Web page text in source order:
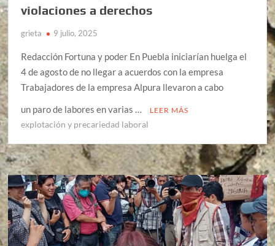
violaciones a derechos
grieta 9 julio, 2025
Redacción Fortuna y poder En Puebla iniciarían huelga el
4 de agosto de no llegar a acuerdos con la empresa
Trabajadores de la empresa Alpura llevaron a cabo
un paro de labores en varias …
LEER MÁS
explotación y precariedad laboral